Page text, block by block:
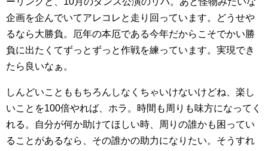
企画を企んでいてアレコレと走り回っています。どうせや
るなら大勝負。厄年の本厄である今年だからこそでかい勝
負に出たくてずっとずっと作戦を練っています。実現でき
たら良いなぁ。
しんどいことももちろんしなくちゃいけないけどね、楽し
いことを100倍やれば、ホラ。時間も周りも味方になってく
れる。自分が何か助けてほしい時、周りの誰かも困ってい
ることがあるなら、その誰かの助力になりたい。そうすれ